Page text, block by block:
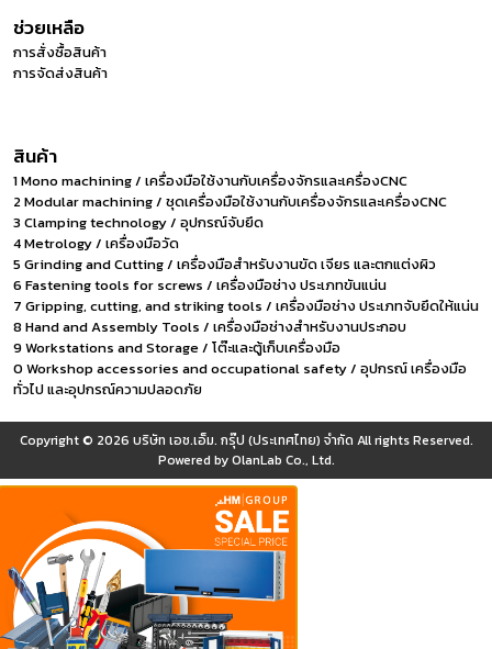
ช่วยเหลือ
การสั่งซื้อสินค้า
การจัดส่งสินค้า
สินค้า
1 Mono machining / เครื่องมือใช้งานกับเครื่องจักรและเครื่องCNC
2 Modular machining / ชุดเครื่องมือใช้งานกับเครื่องจักรและเครื่องCNC
3 Clamping technology / อุปกรณ์จับยึด
4 Metrology / เครื่องมือวัด
5 Grinding and Cutting / เครื่องมือสำหรับงานขัด เจียร และตกแต่งผิว
6 Fastening tools for screws / เครื่องมือช่าง ประเภทขันแน่น
7 Gripping, cutting, and striking tools / เครื่องมือช่าง ประเภทจับยึดให้แน่น
8 Hand and Assembly Tools / เครื่องมือช่างสำหรับงานประกอบ
9 Workstations and Storage / โต๊ะและตู้เก็บเครื่องมือ
0 Workshop accessories and occupational safety / อุปกรณ์ เครื่องมือ
ทั่วไป และอุปกรณ์ความปลอดภัย
Copyright © 2026 บริษัท เอช.เอ็ม. กรุ๊ป (ประเทศไทย) จำกัด All rights Reserved.
Powered byOlanLab Co., Ltd.